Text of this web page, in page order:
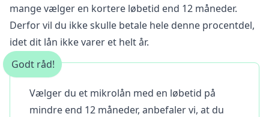
mange vælger en kortere løbetid end 12 måneder.
Derfor vil du ikke skulle betale hele denne procentdel,
idet dit lån ikke varer et helt år.
Godt råd!
Vælger du et mikrolån med en løbetid på
mindre end 12 måneder, anbefaler vi, at du